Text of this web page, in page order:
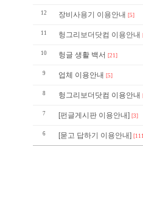
12 장비사용기 이용안내 [5]
11 헝그리보더닷컴 이용안내
10 헝글 생활 백서 [21]
9 업체 이용안내 [5]
8 헝그리보더닷컴 이용안내
7 [펀글게시판 이용안내] [3]
6 [묻고 답하기 이용안내]